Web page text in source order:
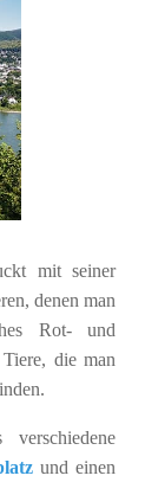
mit seiner
denen man
Rot- und
die man
und einen